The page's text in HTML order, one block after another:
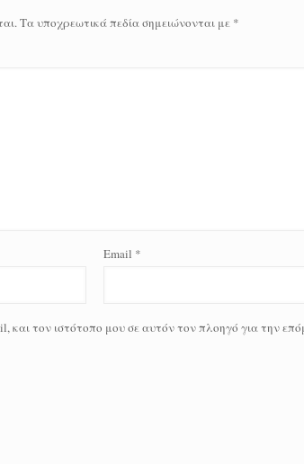
Τα υποχρεωτικά πεδία σημειώνονται με *
Email *
και τον ιστότοπο μου σε αυτόν τον πλοηγό για την